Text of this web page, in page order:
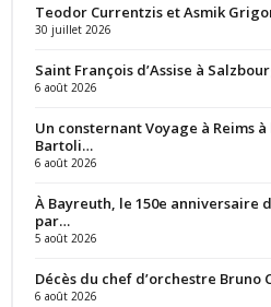
Teodor Currentzis et Asmik
30 juillet 2026
Saint François d’Assise à
6 août 2026
Un consternant Voyage à Reims
Bartoli…
6 août 2026
À Bayreuth, le 150e anniversaire
par…
5 août 2026
Décès du chef d’orchestre Bruno
6 août 2026